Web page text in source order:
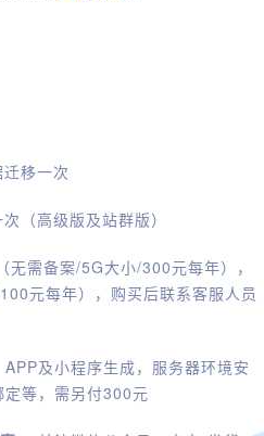
移一次
（高级版及站群版）
无需备案/5G大小/300元每年），
元每年），购买后联系客服人员
及小程序生成，服务器环境安
等，需另付300元